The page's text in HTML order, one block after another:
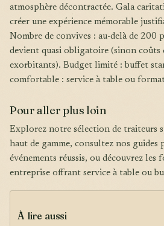
atmosphère décontractée. Gala
créer une expérience mémorable
Nombre de convives : au-delà de 200
devient quasi obligatoire (sinon coûts
exorbitants). Budget limité : buffet
comfortable : service à table ou
Pour aller plus loin
Explorez notre sélection de traiteurs spécialisés en buffets
haut de gamme, consultez nos guides
événements réussis, ou découvrez les
entreprise offrant service à table ou
À lire aussi